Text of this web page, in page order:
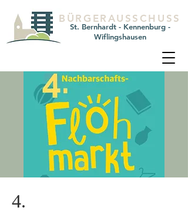
BÜRGERAUSSCHUSS
St. Bernhardt - Kennenburg -
Wiflingshausen
4.